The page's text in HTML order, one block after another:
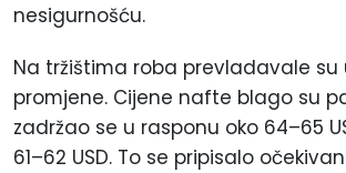
nesigurnošću.
Na tržištima roba prevladavale su
promjene. Cijene nafte blago su
zadržao se u rasponu oko 64–65
61–62 USD. To se pripisalo